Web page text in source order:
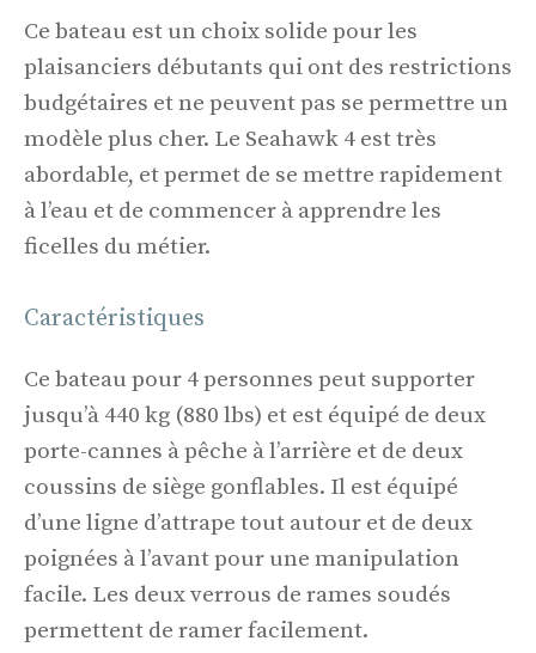
Ce bateau est un choix solide pour les
plaisanciers débutants qui ont des restrictions
budgétaires et ne peuvent pas se permettre un
modèle plus cher. Le Seahawk 4 est très
abordable, et permet de se mettre rapidement
à l’eau et de commencer à apprendre les
ficelles du métier.
Caractéristiques
Ce bateau pour 4 personnes peut supporter
jusqu’à 440 kg (880 lbs) et est équipé de deux
porte-cannes à pêche à l’arrière et de deux
coussins de siège gonflables. Il est équipé
d’une ligne d’attrape tout autour et de deux
poignées à l’avant pour une manipulation
facile. Les deux verrous de rames soudés
permettent de ramer facilement.